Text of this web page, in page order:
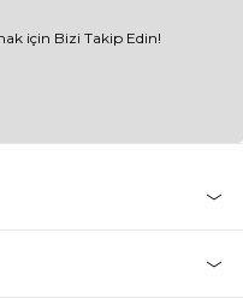
için Bizi Takip Edin!